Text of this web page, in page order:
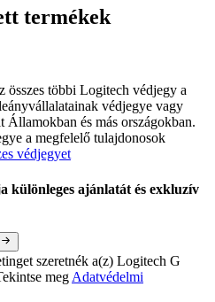
termékek
többi Logitech védjegy a
védjegye vagy
Államokban és más országokban.
a megfelelő tulajdonosok
védjegyet
különleges ajánlatát és exkluzív
szeretnék a(z) Logitech G
meg Adatvédelmi